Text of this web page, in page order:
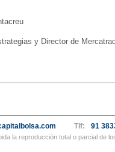
y Director de
Tlf: 91
la reproducción total o parcial de